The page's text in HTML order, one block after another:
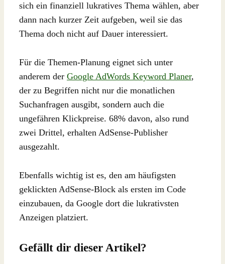
sich ein finanziell lukratives Thema wählen, aber
dann nach kurzer Zeit aufgeben, weil sie das
Thema doch nicht auf Dauer interessiert.
Für die Themen-Planung eignet sich unter
anderem der Google AdWords Keyword Planer,
der zu Begriffen nicht nur die monatlichen
Suchanfragen ausgibt, sondern auch die
ungefähren Klickpreise. 68% davon, also rund
zwei Drittel, erhalten AdSense-Publisher
ausgezahlt.
Ebenfalls wichtig ist es, den am häufigsten
geklickten AdSense-Block als ersten im Code
einzubauen, da Google dort die lukrativsten
Anzeigen platziert.
Gefällt dir dieser Artikel?